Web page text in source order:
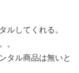
ルしてくれる。
。
タル商品は無いと